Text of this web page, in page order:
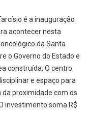
é a inauguração
acontecer nesta
da Santa
o Governo do Estado e
construída. O centro
e espaço para
proximidade com os
investimento soma R$